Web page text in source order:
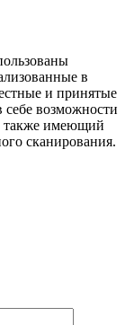
в
и принятые
возможности
также имеющий
сканирования.